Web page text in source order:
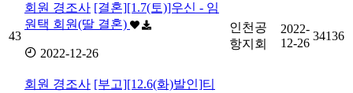
43
회원 경조사 [결혼][1.7(토)]우신 - 임
원택 회원(딸 결혼)
2022-12-26
인천공
항지회
2022-
12-26
34136
회원 경조사 [부고][12.6(화)발인]티